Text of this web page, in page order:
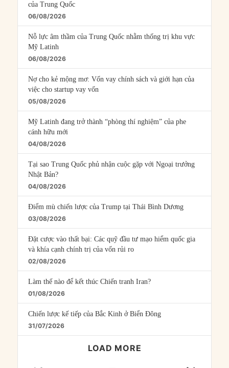
của Trung Quốc
06/08/2026
Nỗ lực âm thầm của Trung Quốc nhằm thống trị khu vực
Mỹ Latinh
06/08/2026
Nợ cho kẻ mộng mơ: Vốn vay chính sách và giới hạn của
việc cho startup vay vốn
05/08/2026
Mỹ Latinh đang trở thành “phòng thí nghiệm” của phe
cánh hữu mới
04/08/2026
Tại sao Trung Quốc phủ nhận cuộc gặp với Ngoại trưởng
Nhật Bản?
04/08/2026
Điểm mù chiến lược của Trump tại Thái Bình Dương
03/08/2026
Đặt cược vào thất bại: Các quỹ đầu tư mạo hiểm quốc gia
và khía cạnh chính trị của vốn rủi ro
02/08/2026
Làm thế nào để kết thúc Chiến tranh Iran?
01/08/2026
Chiến lược kế tiếp của Bắc Kinh ở Biển Đông
31/07/2026
LOAD MORE